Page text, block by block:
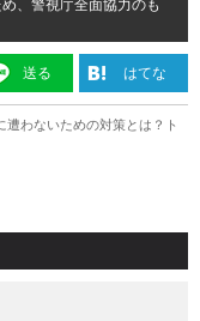
、警視庁全面協力のも
送る はてな
わないための対策とは？ト